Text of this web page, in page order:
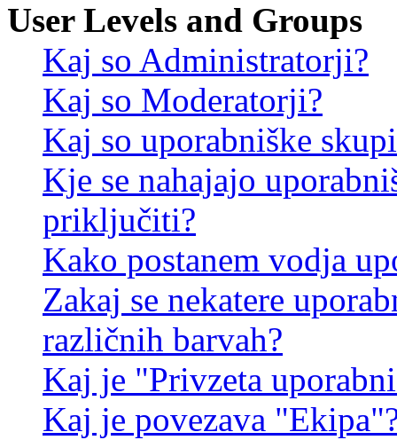
User Levels and Groups
Kaj so Administratorji?
Kaj so Moderatorji?
Kaj so uporabniške
Kje se nahajajo
priključiti?
Kako postanem vodja
Zakaj se nekatere
različnih barvah?
Kaj je "Privzeta
Kaj je povezava